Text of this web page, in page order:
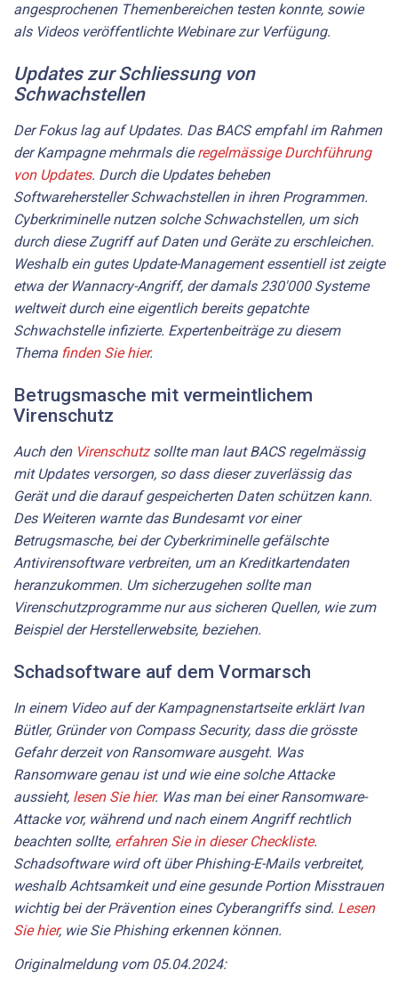
angesprochenen Themenbereichen testen konnte, sowie
als Videos veröffentlichte Webinare zur Verfügung.
Updates zur Schliessung von
Schwachstellen
Der Fokus lag auf Updates. Das BACS empfahl im Rahmen
der Kampagne mehrmals dieregelmässige Durchführung
von Updates. Durch die Updates beheben
Softwarehersteller Schwachstellen in ihren Programmen.
Cyberkriminelle nutzen solche Schwachstellen, um sich
durch diese Zugriff auf Daten und Geräte zu erschleichen.
Weshalb ein gutes Update-Management essentiell ist zeigte
etwa der Wannacry-Angriff, der damals 230'000 Systeme
weltweit durch eine eigentlich bereits gepatchte
Schwachstelle infizierte. Expertenbeiträge zu diesem
Thema finden Sie hier.
Betrugsmasche mit vermeintlichem
Virenschutz
Auch den Virenschutzsollte man laut BACS regelmässig
mit Updates versorgen, so dass dieser zuverlässig das
Gerät und die darauf gespeicherten Daten schützen kann.
Des Weiteren warnte das Bundesamt vor einer
Betrugsmasche, bei der Cyberkriminelle gefälschte
Antivirensoftware verbreiten, um an Kreditkartendaten
heranzukommen. Um sicherzugehen sollte man
Virenschutzprogramme nur aus sicheren Quellen, wie zum
Beispiel der Herstellerwebsite, beziehen.
Schadsoftware auf dem Vormarsch
In einem Video auf der Kampagnenstartseite erklärt Ivan
Bütler, Gründer von Compass Security, dass die grösste
Gefahr derzeit von Ransomware ausgeht. Was
Ransomware genau ist und wie eine solche Attacke
aussieht, lesen Sie hier. Was man bei einer Ransomware-
Attacke vor, während und nach einem Angriff rechtlich
beachten sollte, erfahren Sie in dieser Checkliste.
Schadsoftware wird oft über Phishing-E-Mails verbreitet,
weshalb Achtsamkeit und eine gesunde Portion Misstrauen
wichtig bei der Prävention eines Cyberangriffs sind. Lesen
Sie hier, wie Sie Phishing erkennen können.
Originalmeldung vom 05.04.2024: